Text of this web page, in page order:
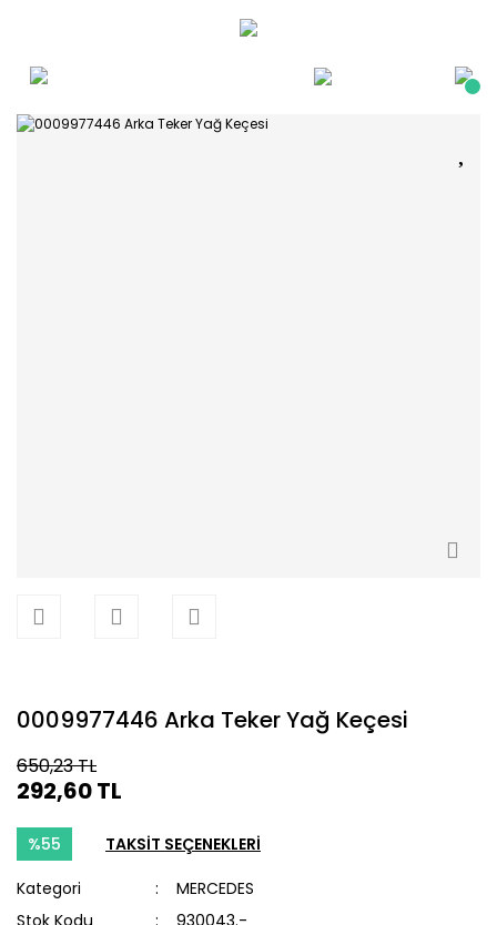
0009977446 Arka Teker Yağ Keçesi
650,23 TL
292,60 TL
%55 TAKSİT SEÇENEKLERİ
Kategori
MERCEDES
Stok Kodu
930043.-